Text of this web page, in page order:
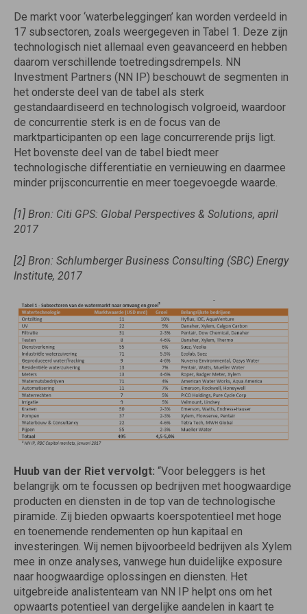
De markt voor ‘waterbeleggingen’ kan worden verdeeld in
17 subsectoren, zoals weergegeven in Tabel 1. Deze zijn
technologisch niet allemaal even geavanceerd en hebben
daarom verschillende toetredingsdrempels. NN
Investment Partners (NN IP) beschouwt de segmenten in
het onderste deel van de tabel als sterk
gestandaardiseerd en technologisch volgroeid, waardoor
de concurrentie sterk is en de focus van de
marktparticipanten op een lage concurrerende prijs ligt.
Het bovenste deel van de tabel biedt meer
technologische differentiatie en vernieuwing en daarmee
minder prijsconcurrentie en meer toegevoegde waarde.
[1] Bron: Citi GPS: Global Perspectives & Solutions, april
2017
[2] Bron: Schlumberger Business Consulting (SBC) Energy
Institute, 2017
Huub van der Riet vervolgt: “Voor beleggers is het
belangrijk om te focussen op bedrijven met hoogwaardige
producten en diensten in de top van de technologische
piramide. Zij bieden opwaarts koerspotentieel met hoge
en toenemende rendementen op hun kapitaal en
investeringen. Wij nemen bijvoorbeeld bedrijven als Xylem
mee in onze analyses, vanwege hun duidelijke exposure
naar hoogwaardige oplossingen en diensten. Het
uitgebreide analistenteam van NN IP helpt ons om het
opwaarts potentieel van dergelijke aandelen in kaart te